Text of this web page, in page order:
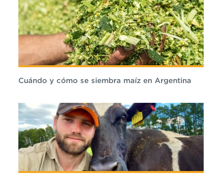
Cuándo y cómo se siembra maíz en Argentina